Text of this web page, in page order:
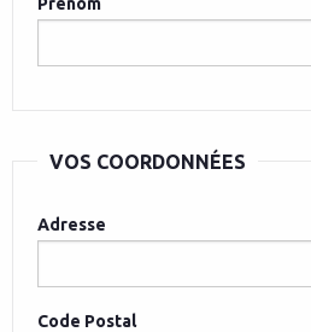
VOS COORDONNÉES
Adresse
Code Postal